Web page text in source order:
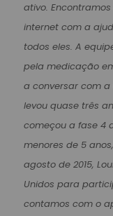
ativo.
internet com a
todos eles. A
pela medicação
a conversar com
levou quase três
começou a fase 4
menores de 5
agosto de 2015,
Unidos para
contamos com o